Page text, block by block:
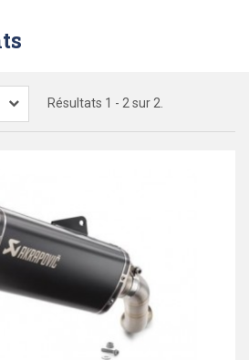
Résultats 1 - 2 sur 2.